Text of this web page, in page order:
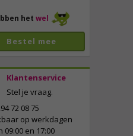
het wel
Bestel mee
Klantenservice
Stel je vraag.
72 08 75
op werkdagen
09:00 en 17:00